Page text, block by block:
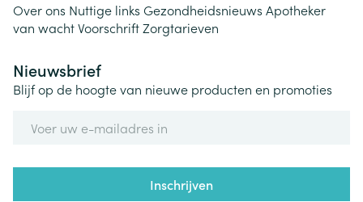
Over ons Nuttige links Gezondheidsnieuws Apotheker
van wachtVoorschriftZorgtarieven
Nieuwsbrief
Blijf op de hoogte van nieuwe producten en promoties
Inschrijven